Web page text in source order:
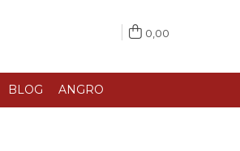
0,00
BLOG ANGRO